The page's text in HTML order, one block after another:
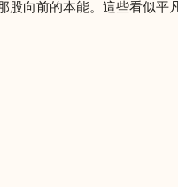
股向前的本能。這些看似平